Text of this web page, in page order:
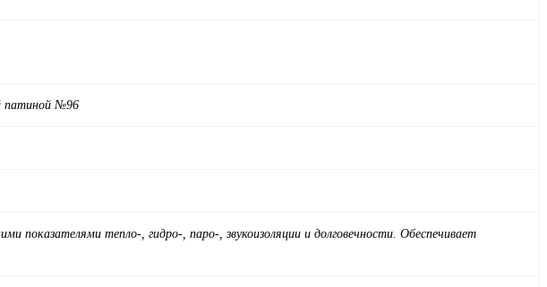
патиной№96
показателями тепло-, гидро-, паро-, звукоизоляции и долговечности. Обеспечивает